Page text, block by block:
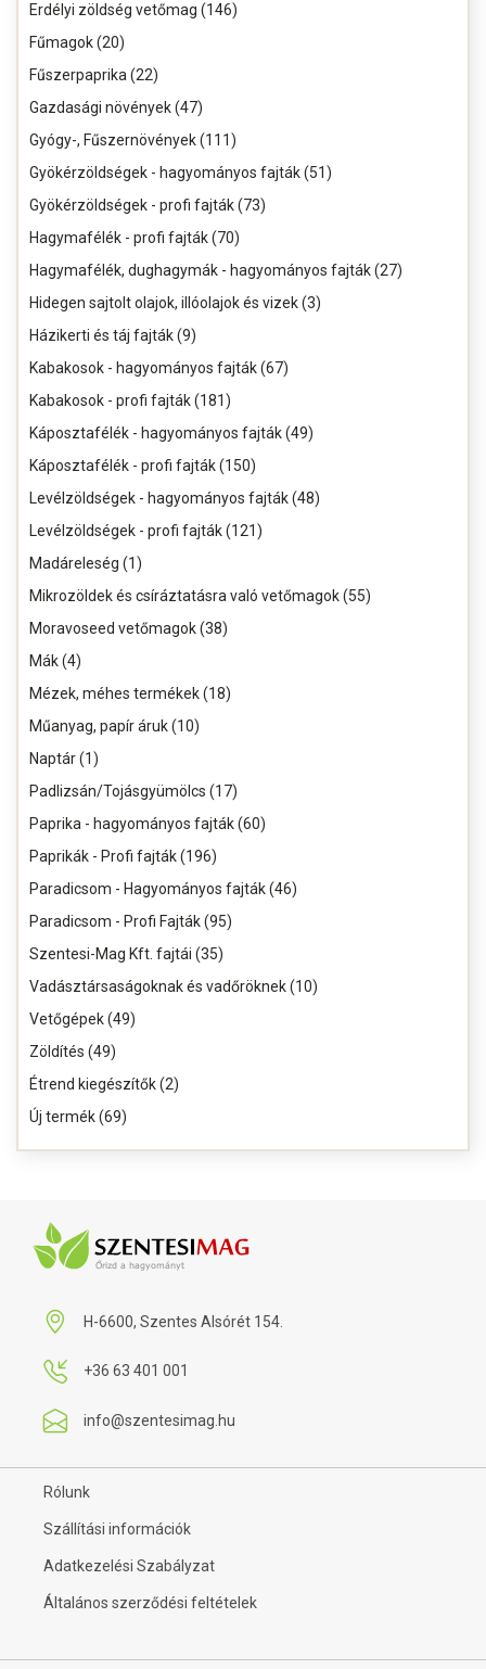
Erdélyi zöldség vetőmag (146)
Fűmagok (20)
Fűszerpaprika (22)
Gazdasági növények (47)
Gyógy-, Fűszernövények (111)
Gyökérzöldségek - hagyományos fajták (51)
Gyökérzöldségek - profi fajták (73)
Hagymafélék - profi fajták (70)
Hagymafélék, dughagymák - hagyományos fajták (27)
Hidegen sajtolt olajok, illóolajok és vizek (3)
Házikerti és táj fajták (9)
Kabakosok - hagyományos fajták (67)
Kabakosok - profi fajták (181)
Káposztafélék - hagyományos fajták (49)
Káposztafélék - profi fajták (150)
Levélzöldségek - hagyományos fajták (48)
Levélzöldségek - profi fajták (121)
Madáreleség (1)
Mikrozöldek és csíráztatásra való vetőmagok (55)
Moravoseed vetőmagok (38)
Mák (4)
Mézek, méhes termékek (18)
Műanyag, papír áruk (10)
Naptár (1)
Padlizsán/Tojásgyümölcs (17)
Paprika - hagyományos fajták (60)
Paprikák - Profi fajták (196)
Paradicsom - Hagyományos fajták (46)
Paradicsom - Profi Fajták (95)
Szentesi-Mag Kft. fajtái (35)
Vadásztársaságoknak és vadőröknek (10)
Vetőgépek (49)
Zöldítés (49)
Étrend kiegészítők (2)
Új termék (69)
H-6600, Szentes Alsórét 154.
+36 63 401 001
info@szentesimag.hu
Rólunk
Szállítási információk
Adatkezelési Szabályzat
Általános szerződési feltételek